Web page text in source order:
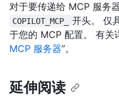
对于要传递给 MCP 服务
COPILOT_MCP_
开头。 仅
于您的 MCP 配置。 有关
MCP 服务器”。
延伸阅读